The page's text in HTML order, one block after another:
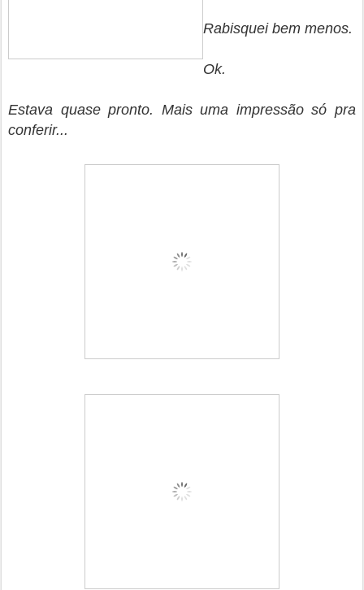
Rabisquei bem menos.
Ok.
Estava quase pronto. Mais uma impressão só pra
conferir...